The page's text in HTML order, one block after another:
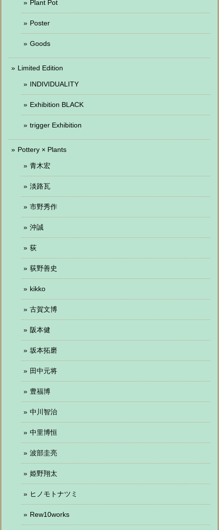
Plant Pot
Poster
Goods
Limited Edition
INDIVIDUALITY
Exhibition BLACK
trigger Exhibition
Pottery × Plants
青木宏
淡路瓦
市野秀作
沖誠
荻
荻野善史
kikko
古賀文博
阪本健
坂本拓磨
田中元将
豊福博
中川智治
中里博恒
波部圭亮
姫野翔太
ヒノモトナツミ
Rew10works